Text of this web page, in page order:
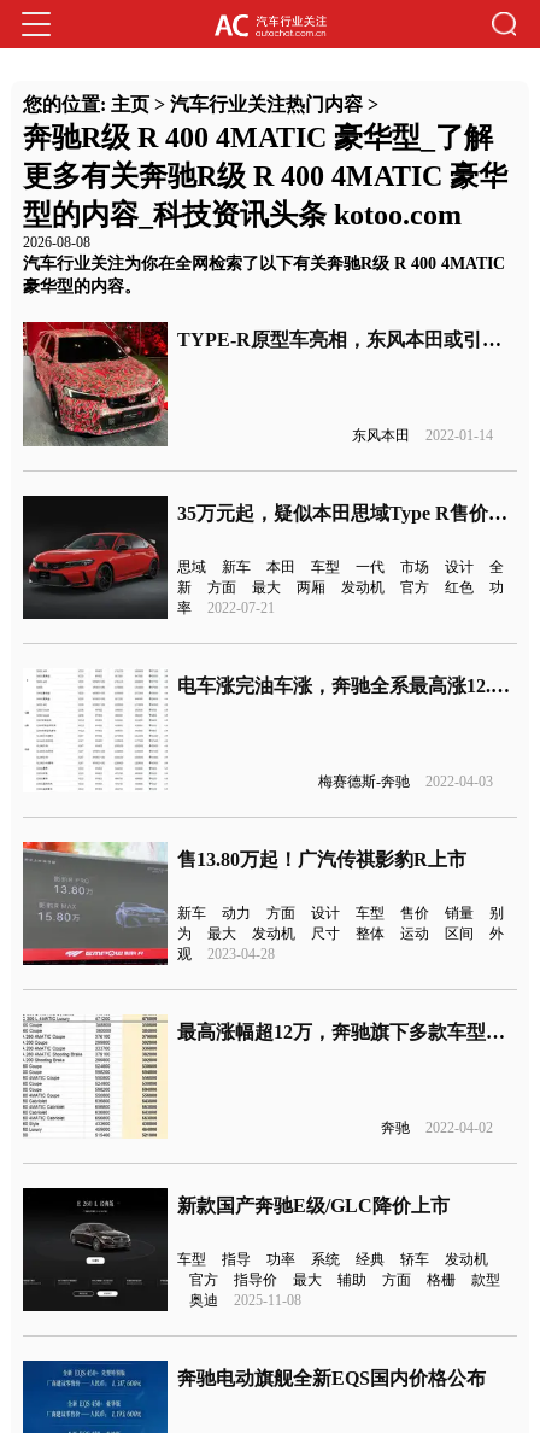
您的位置: 主页> 汽车行业关注热门内容>
奔驰R级 R 400 4MATIC 豪华型_了解
更多有关奔驰R级 R 400 4MATIC 豪华
型的内容_科技资讯头条 kotoo.com
2026-08-08
汽车行业关注为你在全网检索了以下有关奔驰R级 R 400 4MATIC
豪华型的内容。
TYPE-R原型车亮相，东风本田或引入销售
东风本田 2022-01-14
35万元起，疑似本田思域Type R售价曝光
思域 新车 本田 车型 一代 市场 设计
全
新
方面 最大 两厢 发动机 官方 红色
功
率
2022-07-21
电车涨完油车涨，奔驰全系最高涨12.1万元
梅赛德斯-奔驰 2022-04-03
售13.80万起！广汽传祺影豹R上市
新车 动力 方面 设计 车型 售价 销量
别
为
最大 发动机 尺寸 整体 运动 区间
外
观
2023-04-28
最高涨幅超12万，奔驰旗下多款车型涨价
奔驰 2022-04-02
新款国产奔驰E级/GLC降价上市
车型 指导 功率 系统 经典 轿车
发动机
官方
指导价 最大 辅助 方面 格栅
款型
奥迪
2025-11-08
奔驰电动旗舰全新EQS国内价格公布